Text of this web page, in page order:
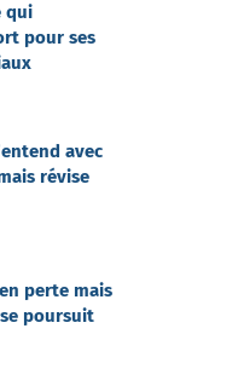
qui
pour ses
avec
révise
perte mais
poursuit